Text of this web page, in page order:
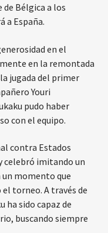
de Bélgica a los
a España.
en el
en la remontada
jugada del primer
Youri
pudo haber
con el equipo.
contra Estados
celebró imitando un
un momento que
torneo. A través de
ha sido capaz de
buscando siempre